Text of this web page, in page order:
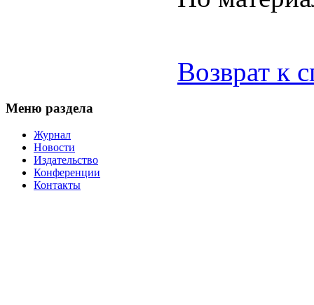
Возврат к
Меню раздела
Журнал
Новости
Издательство
Конференции
Контакты